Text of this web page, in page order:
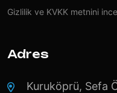
Gizlilik ve KVKK metnini
Adres
Kuruköprü, Sefa